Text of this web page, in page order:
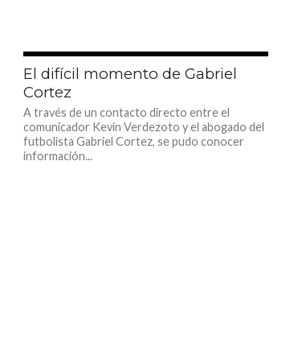
El difícil momento de Gabriel
Cortez
A través de un contacto directo entre el
comunicador Kevin Verdezoto y el abogado del
futbolista Gabriel Cortez, se pudo conocer
información...